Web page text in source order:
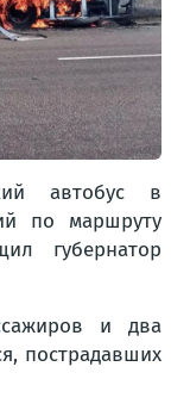
автобус в
по маршруту
губернатор
и два
пострадавших